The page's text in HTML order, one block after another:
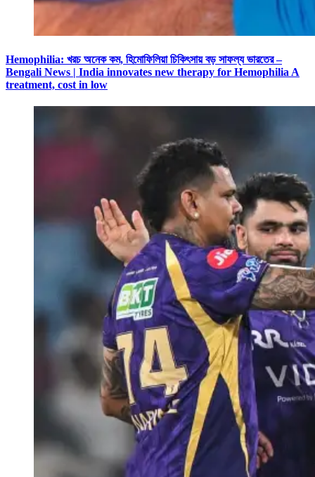
Hemophilia: খরচ অনেক কম, হিমোফিলিয়া চিকিৎসায় বড় সাফল্য ভারতের –
Bengali News | India innovates new therapy for Hemophilia A
treatment, cost in low